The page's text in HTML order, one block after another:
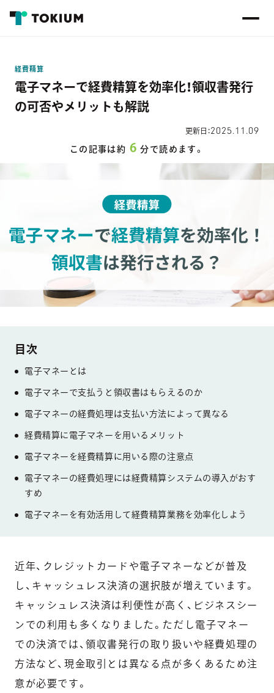
経費精算
電子マネーで経費精算を効率化！領収書発行
の可否やメリットも解説
更新日：2025.11.09
この記事は約 6分で読めます。
電子マネーとは
電子マネーで支払うと領収書はもらえるのか
電子マネーの経費処理は支払い方法によって異なる
経費精算に電子マネーを用いるメリット
電子マネーを経費精算に用いる際の注意点
電子マネーの経費処理には経費精算システムの導入がおす
すめ
電子マネーを有効活用して経費精算業務を効率化しよう
近年、クレジットカードや電子マネーなどが普及
し、キャッシュレス決済の選択肢が増えています。
キャッシュレス決済は利便性が高く、ビジネスシー
ンでの利用も多くなりました。ただし電子マネー
での決済では、領収書発行の取り扱いや経費処理の
方法など、現金取引とは異なる点が多くあるため注
意が必要です。